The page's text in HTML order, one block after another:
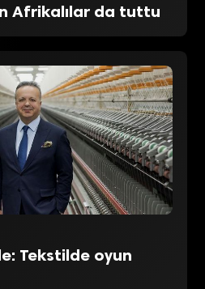
Afrikalılar da tuttu
Tekstilde oyun